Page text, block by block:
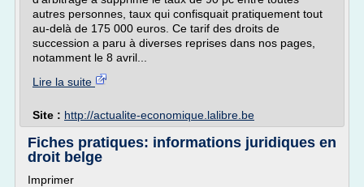
autres personnes, taux qui confisquait pratiquement tout
au-delà de 175 000 euros. Ce tarif des droits de
succession a paru à diverses reprises dans nos pages,
notamment le 8 avril...
Lire la suite
Site : http://actualite-economique.lalibre.be
Fiches pratiques: informations juridiques en
droit belge
Imprimer